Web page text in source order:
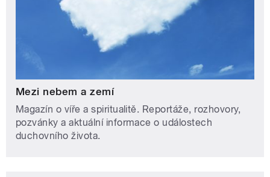
Mezi nebem a zemí
Magazín o víře a spiritualitě. Reportáže, rozhovory,
pozvánky a aktuální informace o událostech
duchovního života.